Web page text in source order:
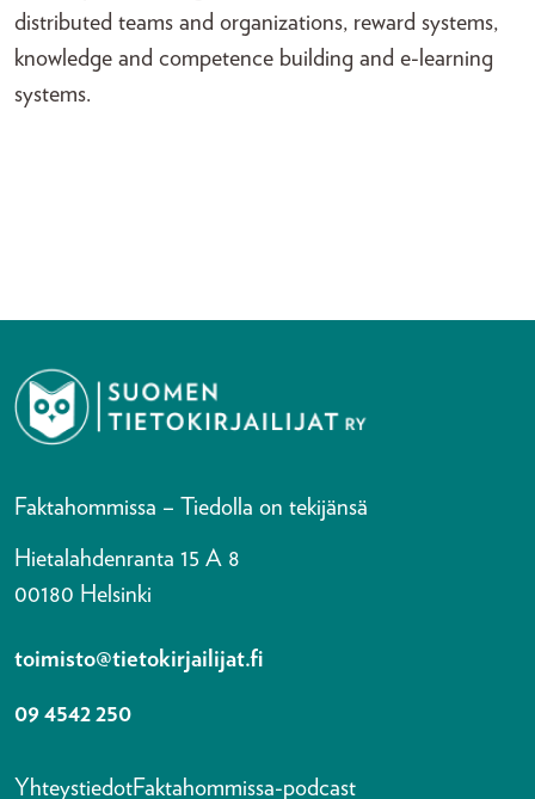
distributed teams and organizations, reward systems,
knowledge and competence building and e-learning
systems.
Faktahommissa – Tiedolla on tekijänsä
Hietalahdenranta 15 A 8
00180 Helsinki
toimisto@tietokirjailijat.fi
09 4542 250
YhteystiedotFaktahommissa-podcast